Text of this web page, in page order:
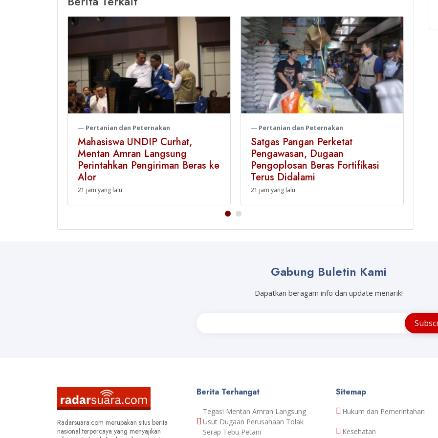
Pertanian dan Peternakan
Mahasiswa UNDIP Curhat,
Mentan Amran Langsung
Perintahkan Pengiriman Beras ke
Alor
21 jam yang lalu
Pertanian dan Peternakan
Satgas Pangan Perketat
Pengawasan, Dugaan
Pengoplosan Beras Fortifikasi
Terus Didalami
21 jam yang lalu
Gabung Buletin Kami
Dapatkan beragam info dan update menarik!
Radarsuara.com merupakan situs berita
nasional terpercaya yang menyajikan
Berita Terhangat
Tegas! Mentan Amran Langsung
Usut Dugaan Perusahaan Tolak
Serap Tebu Petani
Sitemap
Hukum dan Pemerintahan
Kesehatan